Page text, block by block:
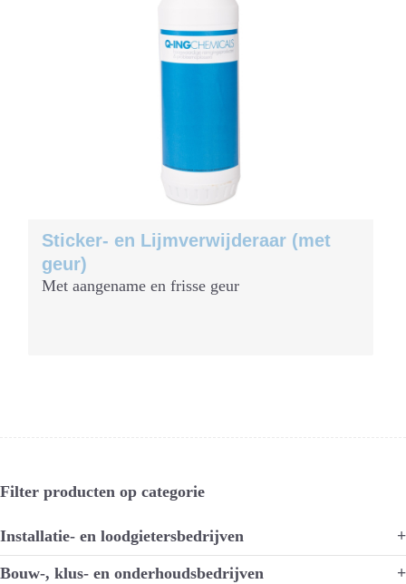
Sticker- en Lijmverwijderaar (met
geur)
Met aangename en frisse geur
Filter producten op categorie
Installatie- en loodgietersbedrijven +
Bouw-, klus- en onderhoudsbedrijven +